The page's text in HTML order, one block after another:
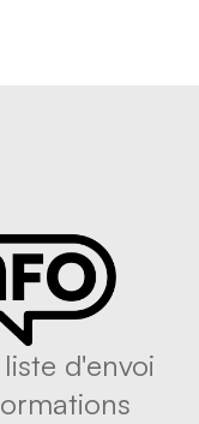
d'envoi